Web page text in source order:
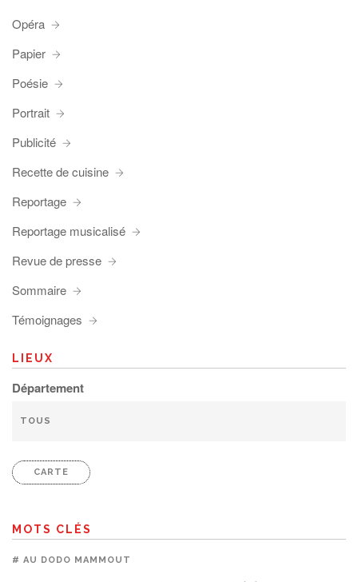
Opéra
Papier
Poésie
Portrait
Publicité
Recette de cuisine
Reportage
Reportage musicalisé
Revue de presse
Sommaire
Témoignages
LIEUX
Département
CARTE
MOTS CLÉS
# AU DODO MAMMOUT